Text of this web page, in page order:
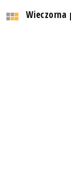
Wieczorna